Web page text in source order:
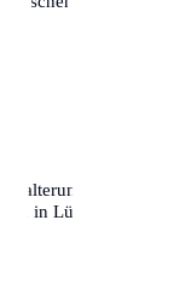
in Lübeck